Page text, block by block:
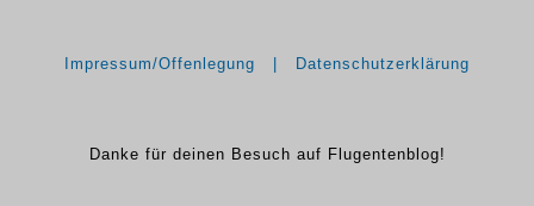
Impressum/Offenlegung Datenschutzerklärung
Danke für deinen Besuch auf Flugentenblog!